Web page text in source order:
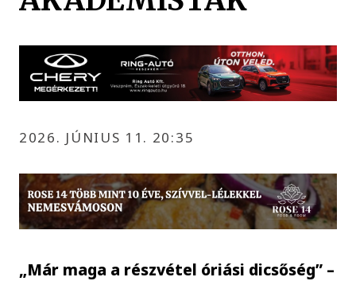
2026. JÚNIUS 11. 20:35
„Már maga a részvétel óriási dicsőség” –